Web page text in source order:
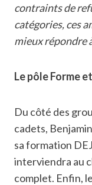
contraints de
catégories, ces
mieux répondre
Le pôle Forme
Du côté des
cadets,
sa formation
interviendra au
complet. Enfin,